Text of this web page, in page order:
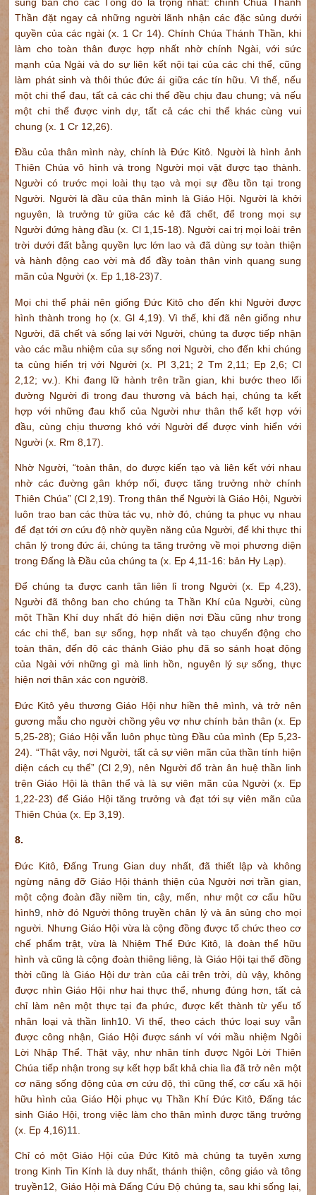
Thần đặt ngay cả những người lãnh nhận các đặc sủng dưới
quyền của các ngài (x. 1 Cr 14). Chính Chúa Thánh Thần, khi
làm cho toàn thân được hợp nhất nhờ chính Ngài, với sức
mạnh của Ngài và do sự liên kết nội tại của các chi thể, cũng
làm phát sinh và thôi thúc đức ái giữa các tín hữu. Vì thế, nếu
một chi thể đau, tất cả các chi thể đều chịu đau chung; và nếu
một chi thể được vinh dự, tất cả các chi thể khác cùng vui
chung (x. 1 Cr 12,26).
Đầu của thân mình này, chính là Đức Kitô. Người là hình ảnh
Thiên Chúa vô hình và trong Người mọi vật được tạo thành.
Người có trước mọi loài thụ tạo và mọi sự đều tồn tại trong
Người. Người là đầu của thân mình là Giáo Hội. Người là khởi
nguyên, là trưởng tử giữa các kẻ đã chết, để trong mọi sự
Người đứng hàng đầu (x. Cl 1,15-18). Người cai trị mọi loài trên
trời dưới đất bằng quyền lực lớn lao và đã dùng sự toàn thiện
và hành động cao vời mà đổ đầy toàn thân vinh quang sung
mãn của Người (x. Ep 1,18-23)7.
Mọi chi thể phải nên giống Đức Kitô cho đến khi Người được
hình thành trong họ (x. Gl 4,19). Vì thế, khi đã nên giống như
Người, đã chết và sống lại với Người, chúng ta được tiếp nhận
vào các mầu nhiệm của sự sống nơi Người, cho đến khi chúng
ta cùng hiển trị với Người (x. Pl 3,21; 2 Tm 2,11; Ep 2,6; Cl
2,12; vv.). Khi đang lữ hành trên trần gian, khi bước theo lối
đường Người đi trong đau thương và bách hại, chúng ta kết
hợp với những đau khổ của Người như thân thể kết hợp với
đầu, cùng chịu thương khó với Người để được vinh hiển với
Người (x. Rm 8,17).
Nhờ Người, “toàn thân, do được kiến tạo và liên kết với nhau
nhờ các đường gân khớp nối, được tăng trưởng nhờ chính
Thiên Chúa” (Cl 2,19). Trong thân thể Người là Giáo Hội, Người
luôn trao ban các thừa tác vụ, nhờ đó, chúng ta phục vụ nhau
để đạt tới ơn cứu độ nhờ quyền năng của Người, để khi thực thi
chân lý trong đức ái, chúng ta tăng trưởng về mọi phương diện
trong Đấng là Đầu của chúng ta (x. Ep 4,11-16: bản Hy Lạp).
Để chúng ta được canh tân liên lỉ trong Người (x. Ep 4,23),
Người đã thông ban cho chúng ta Thần Khí của Người, cùng
một Thần Khí duy nhất đó hiện diện nơi Đầu cũng như trong
các chi thể, ban sự sống, hợp nhất và tạo chuyển động cho
toàn thân, đến độ các thánh Giáo phụ đã so sánh hoạt động
của Ngài với những gì mà linh hồn, nguyên lý sự sống, thực
hiện nơi thân xác con người8.
Đức Kitô yêu thương Giáo Hội như hiền thê mình, và trở nên
gương mẫu cho người chồng yêu vợ như chính bản thân (x. Ep
5,25-28); Giáo Hội vẫn luôn phục tùng Đầu của mình (Ep 5,23-
24). “Thật vậy, nơi Người, tất cả sự viên mãn của thần tính hiện
diện cách cụ thể” (Cl 2,9), nên Người đổ tràn ân huệ thần linh
trên Giáo Hội là thân thể và là sự viên mãn của Người (x. Ep
1,22-23) để Giáo Hội tăng trưởng và đạt tới sự viên mãn của
Thiên Chúa (x. Ep 3,19).
8.
Đức Kitô, Đấng Trung Gian duy nhất, đã thiết lập và không
ngừng nâng đỡ Giáo Hội thánh thiện của Người nơi trần gian,
một cộng đoàn đầy niềm tin, cậy, mến, như một cơ cấu hữu
hình9 , nhờ đó Người thông truyền chân lý và ân sủng cho mọi
người. Nhưng Giáo Hội vừa là cộng đồng được tổ chức theo cơ
chế phẩm trật, vừa là Nhiệm Thể Đức Kitô, là đoàn thể hữu
hình và cũng là cộng đoàn thiêng liêng, là Giáo Hội tại thế đồng
thời cũng là Giáo Hội dư tràn của cải trên trời, dù vậy, không
được nhìn Giáo Hội như hai thực thể, nhưng đúng hơn, tất cả
chỉ làm nên một thực tại đa phức, được kết thành từ yếu tố
nhân loại và thần linh10. Vì thế, theo cách thức loại suy vẫn
được công nhận, Giáo Hội được sánh ví với mầu nhiệm Ngôi
Lời Nhập Thể. Thật vậy, như nhân tính được Ngôi Lời Thiên
Chúa tiếp nhận trong sự kết hợp bất khả chia lìa đã trở nên một
cơ năng sống động của ơn cứu độ, thì cũng thế, cơ cấu xã hội
hữu hình của Giáo Hội phục vụ Thần Khí Đức Kitô, Đấng tác
sinh Giáo Hội, trong việc làm cho thân mình được tăng trưởng
(x. Ep 4,16)11.
Chỉ có một Giáo Hội của Đức Kitô mà chúng ta tuyên xưng
trong Kinh Tin Kính là duy nhất, thánh thiện, công giáo và tông
truyền1 2, Giáo Hội mà Đấng Cứu Độ chúng ta, sau khi sống lại,